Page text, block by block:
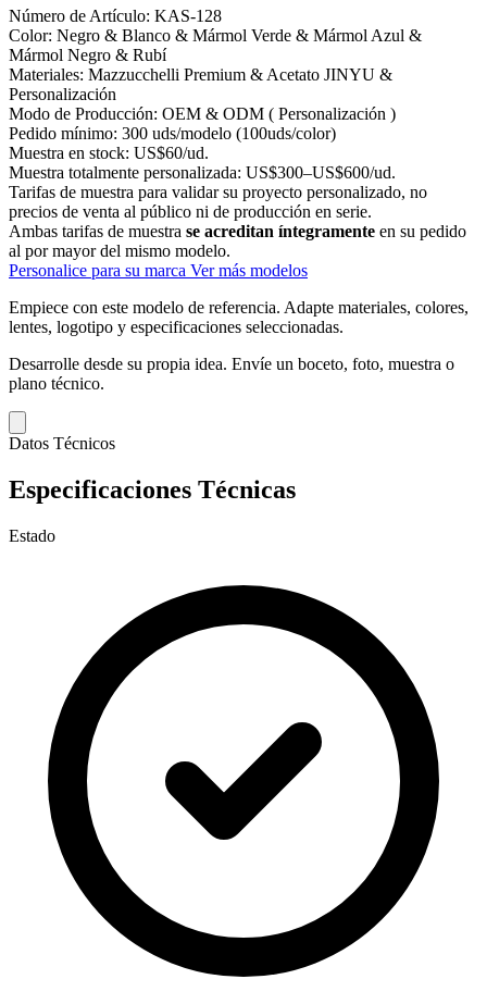
Número de Artículo: KAS-128
Color: Negro & Blanco & Mármol Verde & Mármol Azul &
Mármol Negro & Rubí
Materiales: Mazzucchelli Premium & Acetato JINYU &
Personalización
Modo de Producción: OEM & ODM ( Personalización )
Pedido mínimo: 300 uds/modelo (100uds/color)
Muestra en stock: US$60/ud.
Muestra totalmente personalizada: US$300–US$600/ud.
Tarifas de muestra para validar su proyecto personalizado, no
precios de venta al público ni de producción en serie.
Ambas tarifas de muestra se acreditan íntegramente en su pedido
al por mayor del mismo modelo.
Personalice para su marca Ver más modelos
Empiece con este modelo de referencia. Adapte materiales, colores,
lentes, logotipo y especificaciones seleccionadas.
Desarrolle desde su propia idea. Envíe un boceto, foto, muestra o
plano técnico.
Datos Técnicos
Especificaciones Técnicas
Estado